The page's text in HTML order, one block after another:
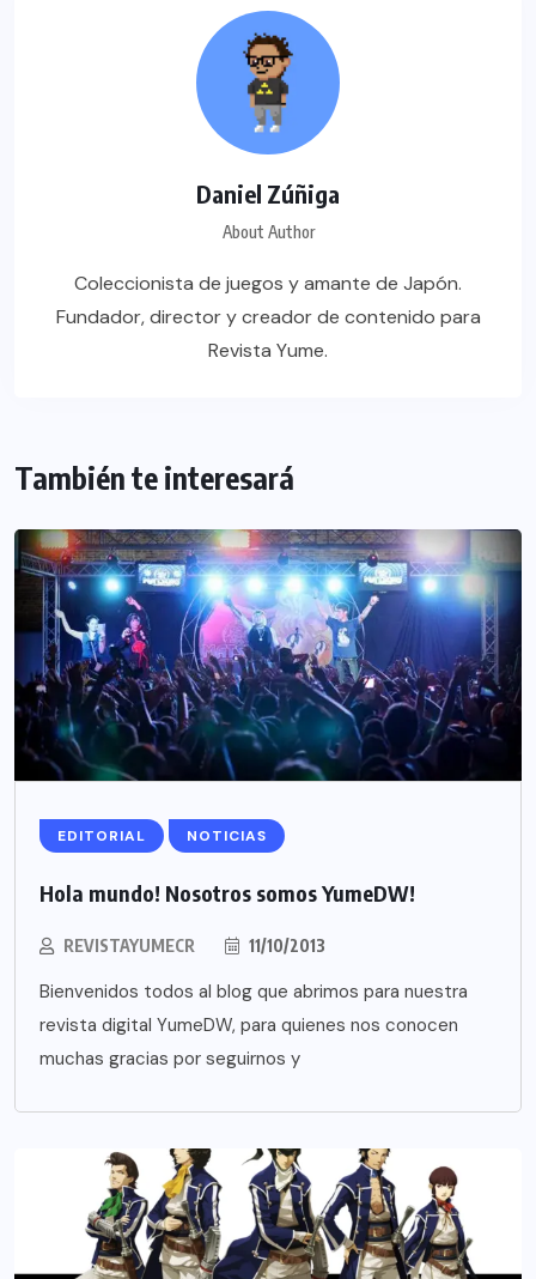
Daniel Zúñiga
About Author
Coleccionista de juegos y amante de Japón.
Fundador, director y creador de contenido para
Revista Yume.
También te interesará
EDITORIAL NOTICIAS
Hola mundo! Nosotros somos YumeDW!
REVISTAYUMECR 11/10/2013
Bienvenidos todos al blog que abrimos para nuestra
revista digital YumeDW, para quienes nos conocen
muchas gracias por seguirnos y